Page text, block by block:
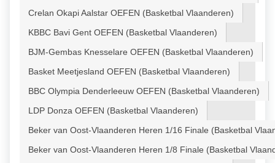
Crelan Okapi Aalstar OEFEN (Basketbal Vlaanderen)
KBBC Bavi Gent OEFEN (Basketbal Vlaanderen)
BJM-Gembas Knesselare OEFEN (Basketbal Vlaanderen)
Basket Meetjesland OEFEN (Basketbal Vlaanderen)
BBC Olympia Denderleeuw OEFEN (Basketbal Vlaanderen)
LDP Donza OEFEN (Basketbal Vlaanderen)
Beker van Oost-Vlaanderen Heren 1/16 Finale (Basketbal
Beker van Oost-Vlaanderen Heren 1/8 Finale (Basketbal